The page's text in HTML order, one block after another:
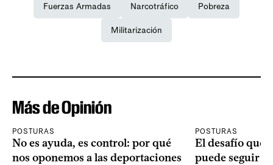
Fuerzas Armadas Narcotráfico Pobreza
Militarización
Más de Opinión
POSTURAS
No es ayuda, es control: por qué
nos oponemos a las deportaciones
POSTURAS
El desafío que
puede seguir